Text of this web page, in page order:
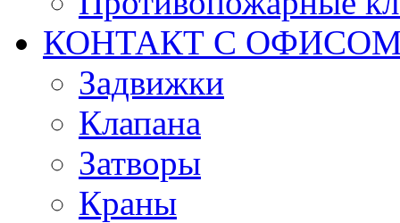
КОНТАКТ С ОФИСОМ
Задвижки
Клапана
Затворы
Краны